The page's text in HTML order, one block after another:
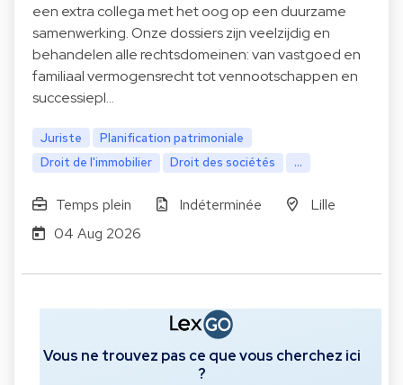
een extra collega met het oog op een duurzame
samenwerking. Onze dossiers zijn veelzijdig en
behandelen alle rechtsdomeinen: van vastgoed en
familiaal vermogensrecht tot vennootschappen en
successiepl…
Juriste
Planification patrimoniale
Droit de l'immobilier
Droit des sociétés ...
Temps plein Indéterminée
Lille
04 Aug 2026
Vous ne trouvez pas ce que vous cherchez ici
?